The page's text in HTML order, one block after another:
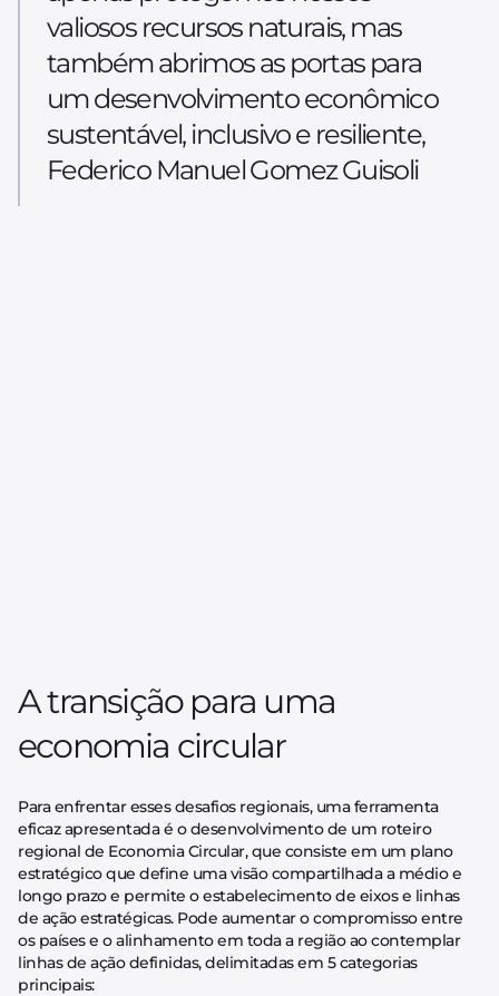
valiosos recursos naturais, mas
também abrimos as portas para
um desenvolvimento econômico
sustentável, inclusivo e resiliente,
Federico Manuel Gomez Guisoli
A transição para uma
economia circular
Para enfrentar esses desafios regionais, uma ferramenta
eficaz apresentada é o desenvolvimento de um roteiro
regional de Economia Circular, que consiste em um plano
estratégico que define uma visão compartilhada a médio e
longo prazo e permite o estabelecimento de eixos e linhas
de ação estratégicas. Pode aumentar o compromisso entre
os países e o alinhamento em toda a região ao contemplar
linhas de ação definidas, delimitadas em 5 categorias
principais: